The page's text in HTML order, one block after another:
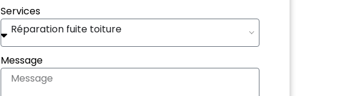
Services
Réparation fuite toiture
Message